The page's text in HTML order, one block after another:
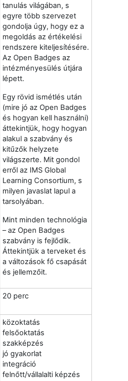
tanulás világában, s
egyre több szervezet
gondolja úgy, hogy ez a
megoldás az értékelési
rendszere kiteljesítésére.
Az Open Badges az
intézményesülés útjára
lépett.
Egy rövid ismétlés után
(mire jó az Open Badges
és hogyan kell használni)
áttekintjük, hogy hogyan
alakul a szabvány és
kitűzők helyzete
világszerte. Mit gondol
erről az IMS Global
Learning Consortium, s
milyen javaslat lapul a
tarsolyában.
Mint minden technológia
– az Open Badges
szabvány is fejlődik.
Áttekintjük a terveket és
a változások fő csapását
és jellemzőit.
20 perc
közoktatás
felsőoktatás
szakképzés
jó gyakorlat
integráció
felnőtt/vállalalti képzés